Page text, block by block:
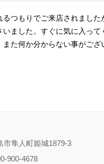
つもりでご来店されまし
ました。すぐに気に入って
た何か分からない事がご
隼人町姫城1879-3
900-4678